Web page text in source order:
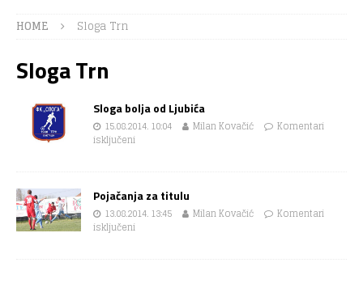
HOME Sloga Trn
Sloga Trn
Sloga bolja od Ljubića
15.08.2014. 10:04 Milan Kovačić
Komentari
isključeni
Pojačanja za titulu
13.08.2014. 13:45 Milan Kovačić
Komentari
isključeni